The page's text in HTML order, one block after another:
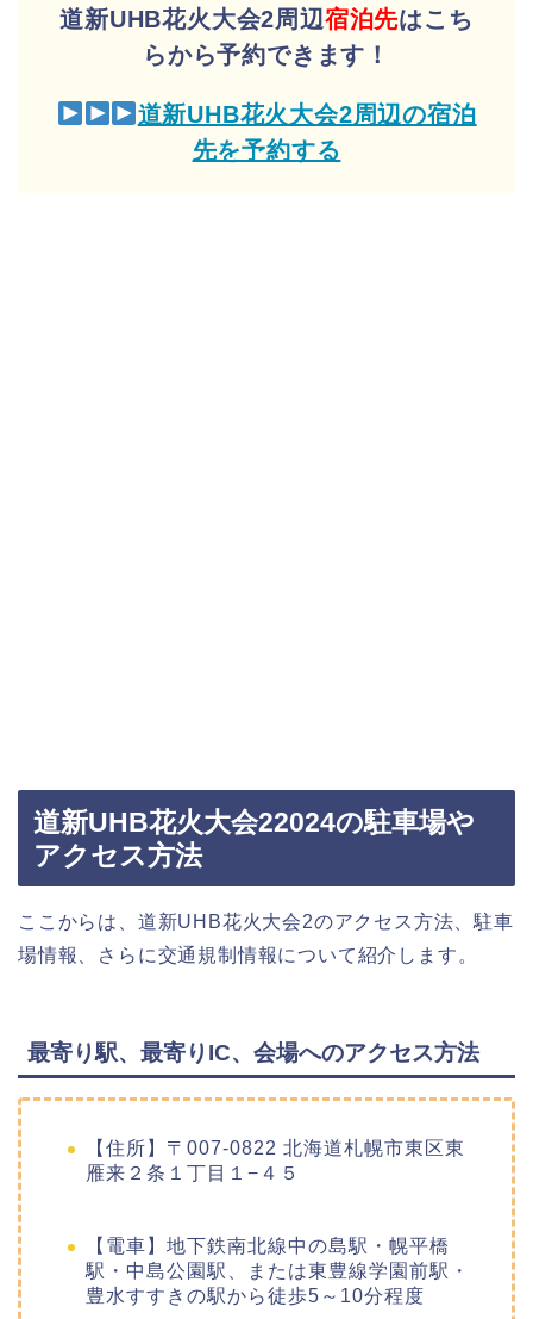
道新UHB花火大会2周辺宿泊先はこち
らから予約できます！
道新UHB花火大会2周辺の宿泊
先を予約する
道新UHB花火大会22024の駐車場や
アクセス方法
ここからは、道新UHB花火大会2のアクセス方法、駐車
場情報、さらに交通規制情報について紹介します。
最寄り駅、最寄りIC、会場へのアクセス方法
【住所】〒007-0822 北海道札幌市東区東
雁来２条１丁目１−４５
【電車】地下鉄南北線中の島駅・幌平橋
駅・中島公園駅、または東豊線学園前駅・
豊水すすきの駅から徒歩5～10分程度